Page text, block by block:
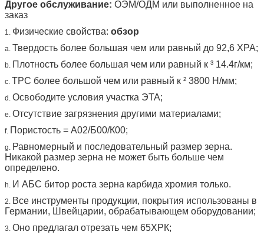
Другое обслуживание: ОЭМ/ОДМ или выполненное на
заказ
1. Физические свойства: обзор
a. Твердость более большая чем или равный до 92,6 ХРА;
b. Плотность более большая чем или равный к ³ 14.4г/км;
c. ТРС более большой чем или равный к ² 3800 Н/мм;
d. Освободите условия участка ЭТА;
e. Отсутствие загрязнения другими материалами;
f. Пористость = А02/Б00/К00;
g. Равномерный и последовательный размер зерна.
Никакой размер зерна не может быть больше чем
определено.
h. И АБС битор роста зерна карбида хромия только.
2. Все инструменты продукции, покрытия использованы в
Германии, Швейцарии, обрабатывающем оборудовании;
3. Оно предлагал отрезать чем 65ХРК;